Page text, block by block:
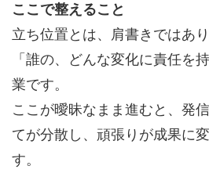
ここで整えること
立ち位置とは、肩書きではあり
「誰の、どんな変化に責任を
業です。
ここが曖昧なまま進むと、発
てが分散し、頑張りが成果に
す。